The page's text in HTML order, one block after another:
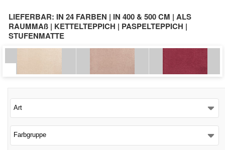
LIEFERBAR: IN 24 FARBEN | IN 400 & 500 CM | ALS
RAUMMAß | KETTELTEPPICH | PASPELTEPPICH |
STUFENMATTE
Art
Farbgruppe